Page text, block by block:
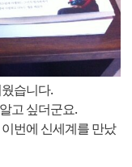
습니다.
고 싶더군요.
번에 신세계를 만났